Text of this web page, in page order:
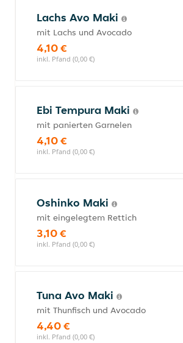
Lachs Avo Maki
mit Lachs und Avocado
4,10 €
inkl. Pfand (0,00 €)
Ebi Tempura Maki
mit panierten Garnelen
4,10 €
inkl. Pfand (0,00 €)
Oshinko Maki
mit eingelegtem Rettich
3,10 €
inkl. Pfand (0,00 €)
Tuna Avo Maki
mit Thunfisch und Avocado
4,40 €
inkl. Pfand (0,00 €)